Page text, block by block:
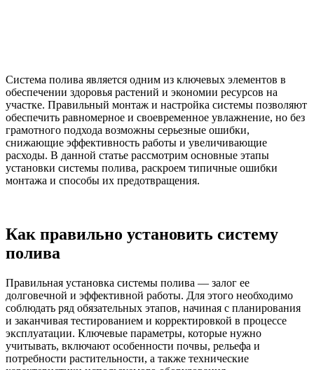
Система полива является одним из ключевых элементов в
обеспечении здоровья растений и экономии ресурсов на
участке. Правильный монтаж и настройка системы позволяют
обеспечить равномерное и своевременное увлажнение, но без
грамотного подхода возможны серьезные ошибки,
снижающие эффективность работы и увеличивающие
расходы. В данной статье рассмотрим основные этапы
установки системы полива, раскроем типичные ошибки
монтажа и способы их предотвращения.
Как правильно установить систему
полива
Правильная установка системы полива — залог ее
долговечной и эффективной работы. Для этого необходимо
соблюдать ряд обязательных этапов, начиная с планирования
и заканчивая тестированием и корректировкой в процессе
эксплуатации. Ключевые параметры, которые нужно
учитывать, включают особенности почвы, рельефа и
потребности растительности, а также технические